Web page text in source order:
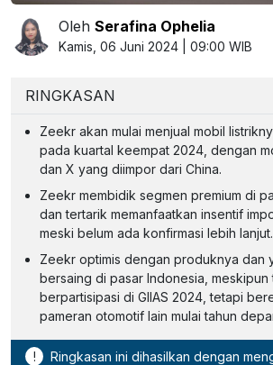
Oleh Serafina Ophelia
Kamis, 06 Juni 2024 | 09:00 WIB
RINGKASAN
Zeekr akan mulai menjual mobil
pada kuartal keempat 2024, dengan
dan X yang diimpor dari China.
Zeekr membidik segmen premium di
dan tertarik memanfaatkan insentif
meski belum ada konfirmasi lebih lanjut.
Zeekr optimis dengan produknya dan
bersaing di pasar Indonesia, meskipun
berpartisipasi di GIIAS 2024, tetapi
pameran otomotif lain mulai tahun
! Ringkasan ini dihasilkan dengan